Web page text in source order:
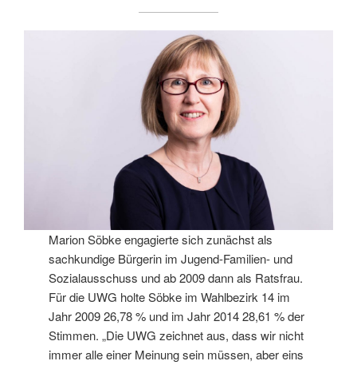
Marion Söbke engagierte sich zunächst als
sachkundige Bürgerin im Jugend-Familien- und
Sozialausschuss und ab 2009 dann als Ratsfrau.
Für die UWG holte Söbke im Wahlbezirk 14 im
Jahr 2009 26,78 % und im Jahr 2014 28,61 % der
Stimmen. „Die UWG zeichnet aus, dass wir nicht
immer alle einer Meinung sein müssen, aber eins